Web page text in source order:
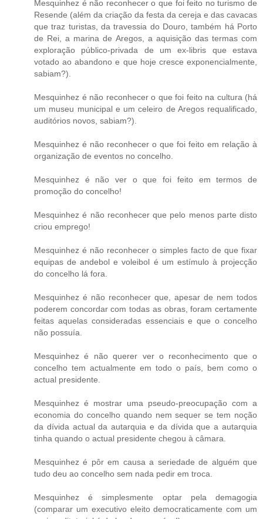
Mesquinhez é não reconhecer o que foi feito no turismo de
Resende (além da criação da festa da cereja e das cavacas
que traz turistas, da travessia do Douro, também há Porto
de Rei, a marina de Aregos, a aquisição das termas com
exploração público-privada de um ex-libris que estava
votado ao abandono e que hoje cresce exponencialmente,
sabiam?).
Mesquinhez é não reconhecer o que foi feito na cultura (há
um museu municipal e um celeiro de Aregos requalificado,
auditórios novos, sabiam?).
Mesquinhez é não reconhecer o que foi feito em relação à
organização de eventos no concelho.
Mesquinhez é não ver o que foi feito em termos de
promoção do concelho!
Mesquinhez é não reconhecer que pelo menos parte disto
criou emprego!
Mesquinhez é não reconhecer o simples facto de que fixar
equipas de andebol e voleibol é um estímulo à projecção
do concelho lá fora.
Mesquinhez é não reconhecer que, apesar de nem todos
poderem concordar com todas as obras, foram certamente
feitas aquelas consideradas essenciais e que o concelho
não possuía.
Mesquinhez é não querer ver o reconhecimento que o
concelho tem actualmente em todo o país, bem como o
actual presidente.
Mesquinhez é mostrar uma pseudo-preocupação com a
economia do concelho quando nem sequer se tem noção
da dívida actual da autarquia e da dívida que a autarquia
tinha quando o actual presidente chegou à câmara.
Mesquinhez é pôr em causa a seriedade de alguém que
tudo deu ao concelho sem nada pedir em troca.
Mesquinhez é simplesmente optar pela demagogia
(comparar um executivo eleito democraticamente com um